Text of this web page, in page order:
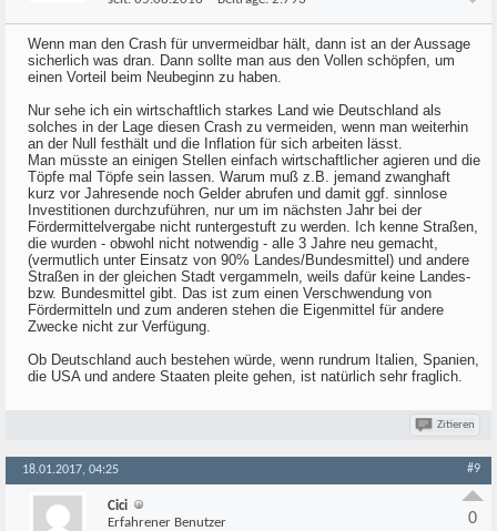
Wenn man den Crash für unvermeidbar hält, dann ist an der Aussage
sicherlich was dran. Dann sollte man aus den Vollen schöpfen, um
einen Vorteil beim Neubeginn zu haben.
Nur sehe ich ein wirtschaftlich starkes Land wie Deutschland als
solches in der Lage diesen Crash zu vermeiden, wenn man weiterhin
an der Null festhält und die Inflation für sich arbeiten lässt.
Man müsste an einigen Stellen einfach wirtschaftlicher agieren und die
Töpfe mal Töpfe sein lassen. Warum muß z.B. jemand zwanghaft
kurz vor Jahresende noch Gelder abrufen und damit ggf. sinnlose
Investitionen durchzuführen, nur um im nächsten Jahr bei der
Fördermittelvergabe nicht runtergestuft zu werden. Ich kenne Straßen,
die wurden - obwohl nicht notwendig - alle 3 Jahre neu gemacht,
(vermutlich unter Einsatz von 90% Landes/Bundesmittel) und andere
Straßen in der gleichen Stadt vergammeln, weils dafür keine Landes-
bzw. Bundesmittel gibt. Das ist zum einen Verschwendung von
Fördermitteln und zum anderen stehen die Eigenmittel für andere
Zwecke nicht zur Verfügung.
Ob Deutschland auch bestehen würde, wenn rundrum Italien, Spanien,
die USA und andere Staaten pleite gehen, ist natürlich sehr fraglich.
Zitieren
18.01.2017, 04:25 #9
Cici
Erfahrener Benutzer
0